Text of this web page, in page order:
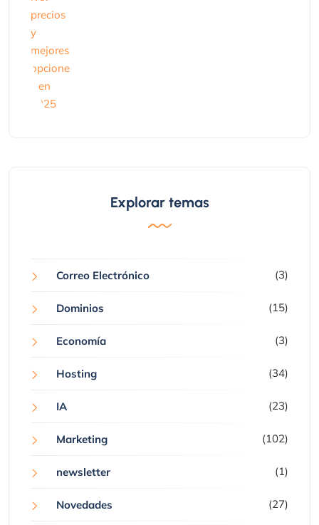
Explorar temas
Correo Electrónico (3)
Dominios (15)
Economía (3)
Hosting (34)
IA (23)
Marketing (102)
newsletter (1)
Novedades (27)